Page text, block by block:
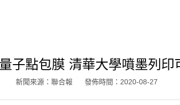
子點包膜 清華大學噴墨列印
新聞來源：聯合報 發佈時間：2020-08-27